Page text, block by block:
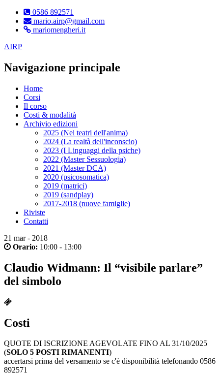
0586 892571
mario.airp@gmail.com
mariomengheri.it
AIRP
Navigazione principale
Home
Corsi
Il corso
Costi & modalità
Archivio edizioni
2025 (Nei teatri dell'anima)
2024 (La realtà dell'inconscio)
2023 (I Linguaggi della psiche)
2022 (Master Sessuologia)
2021 (Master DCA)
2020 (psicosomatica)
2019 (matrici)
2019 (sandplay)
2017-2018 (nuove famiglie)
Riviste
Contatti
21 mar - 2018
Orario: 10:00 - 13:00
Claudio Widmann: Il “visibile parlare”
del simbolo
Costi
QUOTE DI ISCRIZIONE AGEVOLATE FINO AL 31/10/2025
(SOLO 5 POSTI RIMANENTI)
accertarsi prima del versamento se c'è disponibilità telefonando 0586
892571